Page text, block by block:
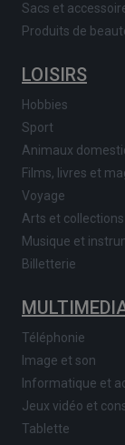
Sacs et
Produits de
LOISIRS
Hobbies
Sport
Animaux
Films, livres et
Voyage
Arts et collections
Musique et
Billetterie
Téléphonie
Image et son
Informatique et
Jeux vidéo et
Tablette